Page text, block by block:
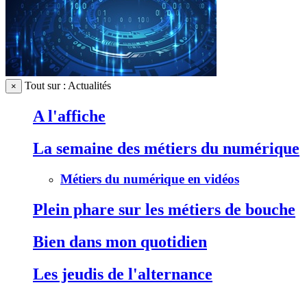
× Tout sur : Actualités
A l'affiche
La semaine des métiers du numérique
Métiers du numérique en vidéos
Plein phare sur les métiers de bouche
Bien dans mon quotidien
Les jeudis de l'alternance